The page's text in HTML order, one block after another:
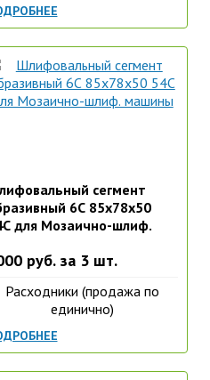
сегмент
6С 85х78х50
для Мозаично-шлиф.
руб. за 3 шт.
Расходники (продажа по
единично)